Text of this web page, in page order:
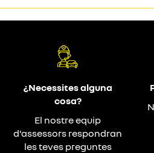
¿Necessites alguna
cosa?
El nostre equip
d'assessors respondran
les teves preguntes